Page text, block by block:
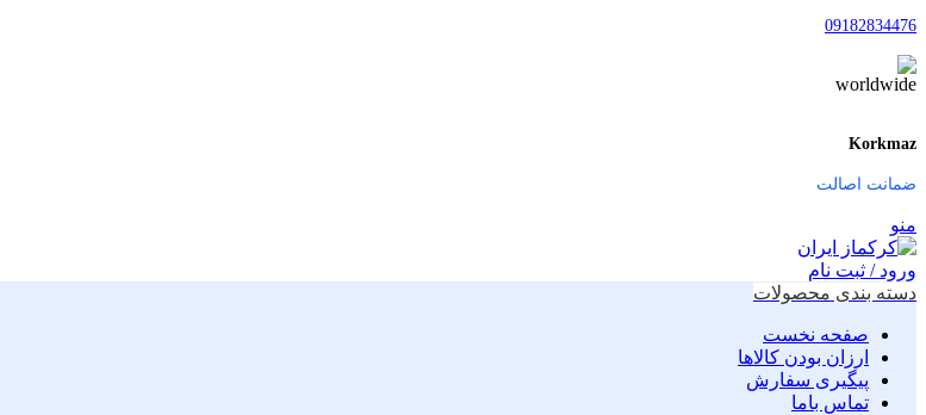
09182834476
Korkmaz
ضمانت اصالت
منو
ورود / ثبت نام
دسته بندی محصولات
صفحه نخست
ارزان بودن کالاها
پیگیری سفارش
تماس باما